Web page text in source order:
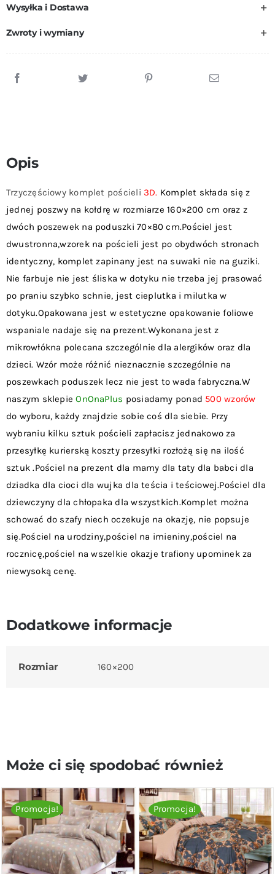
Wysyłka i Dostawa
Zwroty i wymiany
Opis
Trzyczęściowy komplet pościeli 3D. Komplet składa się z
jednej poszwy na kołdrę w rozmiarze 160×200 cm oraz z
dwóch poszewek na poduszki 70×80 cm.Pościel jest
dwustronna,wzorek na pościeli jest po obydwóch stronach
identyczny, komplet zapinany jest na suwaki nie na guziki.
Nie farbuje nie jest śliska w dotyku nie trzeba jej prasować
po praniu szybko schnie, jest cieplutka i milutka w
dotyku.Opakowana jest w estetyczne opakowanie foliowe
wspaniale nadaje się na prezent.Wykonana jest z
mikrowłókna polecana szczególnie dla alergików oraz dla
dzieci. Wzór może różnić nieznacznie szczególnie na
poszewkach poduszek lecz nie jest to wada fabryczna.W
naszym sklepieOnOnaPlus posiadamy ponad 500 wzorów
do wyboru, każdy znajdzie sobie coś dla siebie. Przy
wybraniu kilku sztuk pościeli zapłacisz jednakowo za
przesyłkę kurierską koszty przesyłki rozłożą się na ilość
sztuk .Pościel na prezent dla mamy dla taty dla babci dla
dziadka dla cioci dla wujka dla teścia i teściowej.Pościel dla
dziewczyny dla chłopaka dla wszystkich.Komplet można
schować do szafy niech oczekuje na okazję, nie popsuje
się.Pościel na urodziny,pościel na imieniny,pościel na
rocznicę,pościel na wszelkie okazje trafiony upominek za
niewysoką cenę.
Dodatkowe informacje
Rozmiar 160×200
Może ci się spodobać również
Promocja!
DODAJ DO KOSZYKA
/
SZCZEGÓŁY
Promocja!
DODAJ DO KOSZYKA
SZCZEGÓŁY